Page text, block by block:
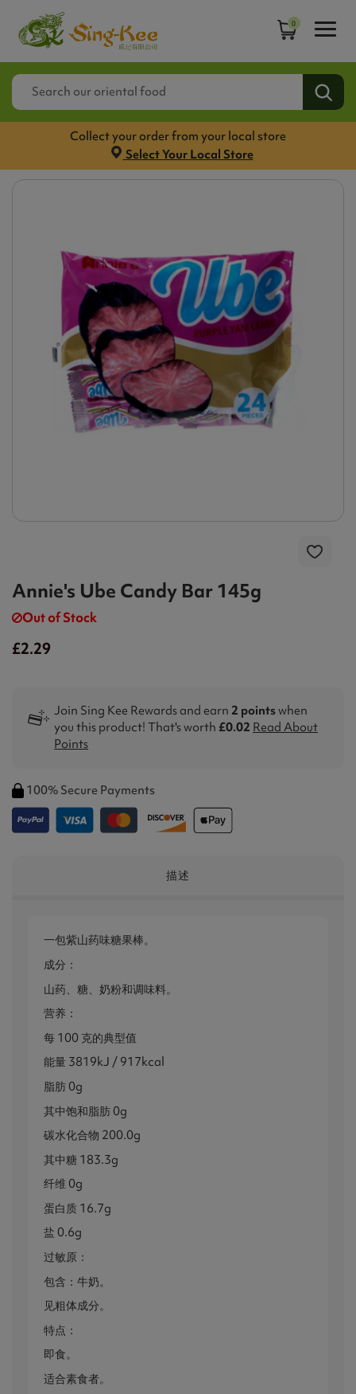
0
Collect your order from your local store
Select Your Local Store
Annie's Ube Candy Bar 145g
Out of Stock
£2.29
Join Sing Kee Rewards and earn 2 pointswhen
you this product! That's worth £0.02 Read About
Points
100% Secure Payments
描述
一包紫山药味糖果棒。
成分：
山药、糖、奶粉和调味料。
营养：
每 100 克的典型值
能量 3819kJ / 917kcal
脂肪 0g
其中饱和脂肪 0g
碳水化合物 200.0g
其中糖 183.3g
纤维 0g
蛋白质 16.7g
盐 0.6g
过敏原：
包含：牛奶。
见粗体成分。
特点：
即食。
适合素食者。